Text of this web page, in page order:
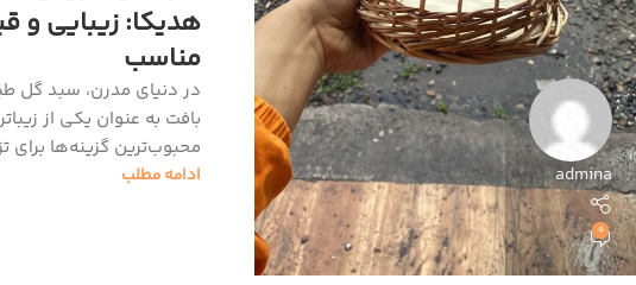
admina
0
هدیکا: زیبایی و
مناسب
در دنیای مدرن، سبد گل
بافت به عنوان یکی از
محبوب‌ترین گزینه‌ها برای
ادامه مطلب